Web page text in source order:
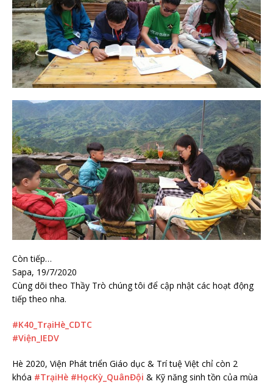
Còn tiếp…
Sapa, 19/7/2020
Cùng dõi theo Thầy Trò chúng tôi để cập nhật các hoạt động
tiếp theo nha.
#K40_TrạiHè_CDTC
#Viện_IEDV
Hè 2020, Viện Phát triển Giáo dục & Trí tuệ Việt chỉ còn 2
khóa #TrạiHè #HọcKỳ_QuânĐội & Kỹ năng sinh tồn của mùa